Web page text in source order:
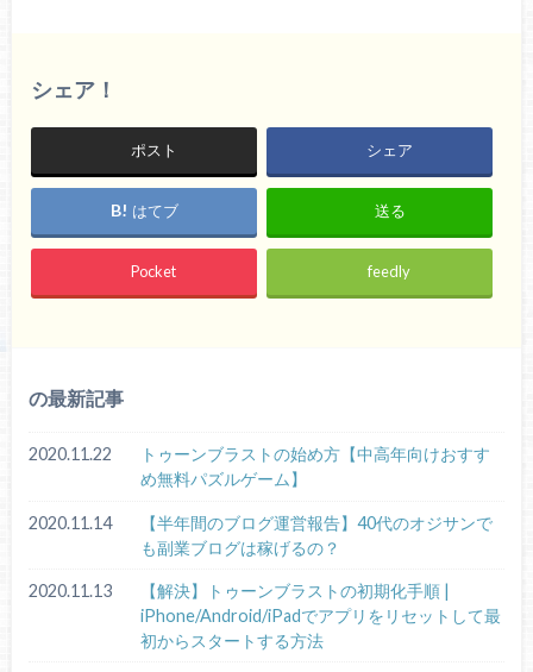
シェア！
ポスト シェア
はてブ 送る
Pocket feedly
の最新記事
2020.11.22
トゥーンブラストの始め方【中高年向けおすす
め無料パズルゲーム】
2020.11.14
【半年間のブログ運営報告】40代のオジサンで
も副業ブログは稼げるの？
2020.11.13
【解決】トゥーンブラストの初期化手順 |
iPhone/Android/iPadでアプリをリセットして最
初からスタートする方法